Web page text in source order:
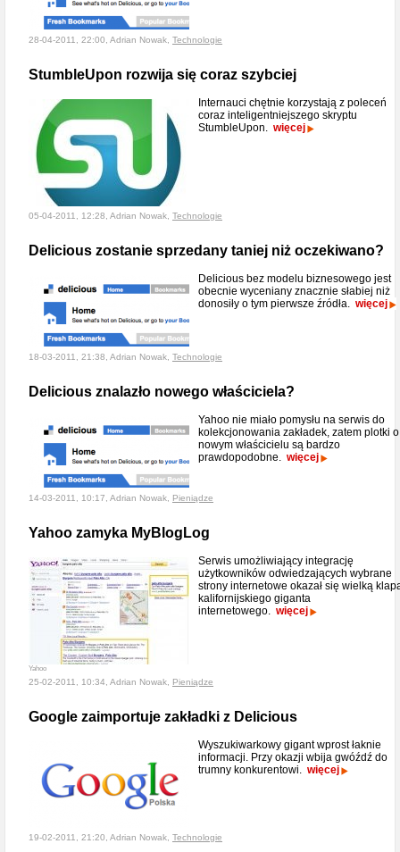
28-04-2011, 22:00, Adrian Nowak, Technologie
StumbleUpon rozwija się coraz szybciej
Internauci chętnie korzystają z poleceń
coraz inteligentniejszego skryptu
StumbleUpon. więcej
05-04-2011, 12:28, Adrian Nowak, Technologie
Delicious zostanie sprzedany taniej niż oczekiwano?
Delicious bez modelu biznesowego jest
obecnie wyceniany znacznie słabiej niż
donosiły o tym pierwsze źródła. więcej
18-03-2011, 21:38, Adrian Nowak, Technologie
Delicious znalazło nowego właściciela?
Yahoo nie miało pomysłu na serwis do
kolekcjonowania zakładek, zatem plotki o
nowym właścicielu są bardzo
prawdopodobne. więcej
14-03-2011, 10:17, Adrian Nowak, Pieniądze
Yahoo zamyka MyBlogLog
Yahoo
Serwis umożliwiający integrację
użytkowników odwiedzających wybrane
strony internetowe okazał się wielką
kalifornijskiego giganta
internetowego. więcej
25-02-2011, 10:34, Adrian Nowak, Pieniądze
Google zaimportuje zakładki z Delicious
Wyszukiwarkowy gigant wprost łaknie
informacji. Przy okazji wbija gwóźdź do
trumny konkurentowi. więcej
19-02-2011, 21:20, Adrian Nowak, Technologie